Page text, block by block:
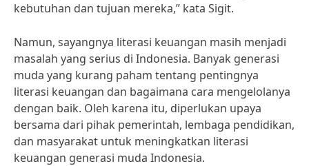
kebutuhan dan tujuan mereka,” kata Sigit.
Namun, sayangnya literasi keuangan masih menjadi
masalah yang serius di Indonesia. Banyak generasi
muda yang kurang paham tentang pentingnya
literasi keuangan dan bagaimana cara mengelolanya
dengan baik. Oleh karena itu, diperlukan upaya
bersama dari pihak pemerintah, lembaga pendidikan,
dan masyarakat untuk meningkatkan literasi
keuangan generasi muda Indonesia.